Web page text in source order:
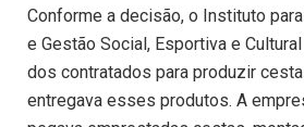
Conforme a decisão, o Instituto
e Gestão Social, Esportiva e
dos contratados para produzir
entregava esses produtos. A